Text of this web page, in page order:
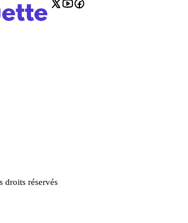
droits réservés